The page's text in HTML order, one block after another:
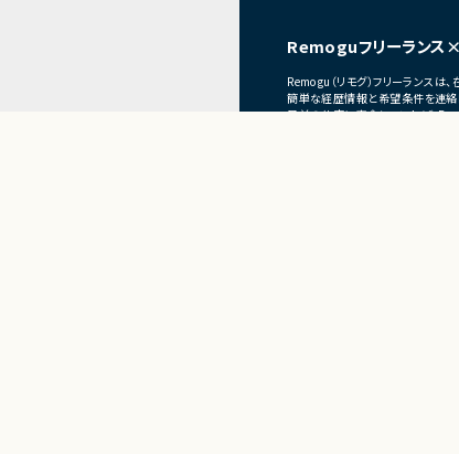
ニケーションあり
■募集背景
プロジェクト拡
Remoguフリーランス×
Remogu（リモグ）フリーランス
簡単な経歴情報と希望条件を連絡
目前の仕事に専念していれば、